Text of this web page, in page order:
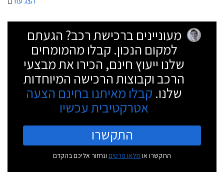
מעוניינים ברכישת רכב? הגעתם
למקום הנכון. קבלו מהמומחים
שלנו ייעוץ חינם, הכירו את מבצעי
הרכב וקבוצות הרכישה המיוחדות
שלנו. קבלו מאיתנו בחינם הצעה
אטרקטיבית עכשיו
התקשרו
התקשרו או מלאו פרטים ונחזור אליכם בהקדם